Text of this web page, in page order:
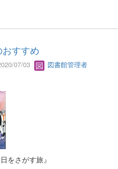
すすめ
07/03 図書館管理者
をさがす旅』